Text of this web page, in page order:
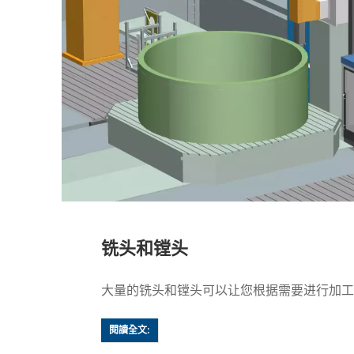
铣头和镗头
大量的铣头和镗头可以让您根据需要进行加
閱讀全文: